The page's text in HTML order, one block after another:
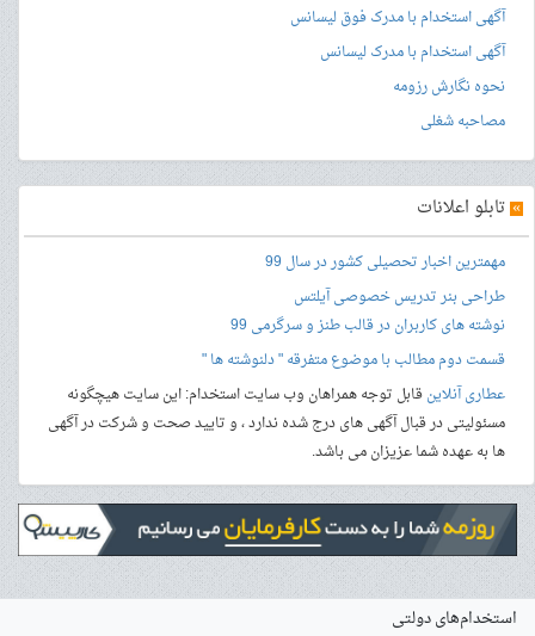
آگهی استخدام با مدرک فوق لیسانس
آگهی استخدام با مدرک لیسانس
نحوه نگارش رزومه
مصاحبه شغلی
» تابلو اعلانات
مهمترین اخبار تحصیلی کشور در سال 99
طراحی بنرتدریس خصوصی آیلتس
نوشته های کاربران در قالب طنز و سرگرمی 99
قسمت دوم مطالب با موضوع متفرقه " دلنوشته ها "
عطاری آنلاینقابل توجه همراهان وب سایت استخدام: این سایت هیچگونه
مسئولیتی در قبال آگهی های درج شده ندارد ، و تایید صحت و شرکت در آگهی
ها به عهده شما عزیزان می باشد.
استخدام‌های دولتی